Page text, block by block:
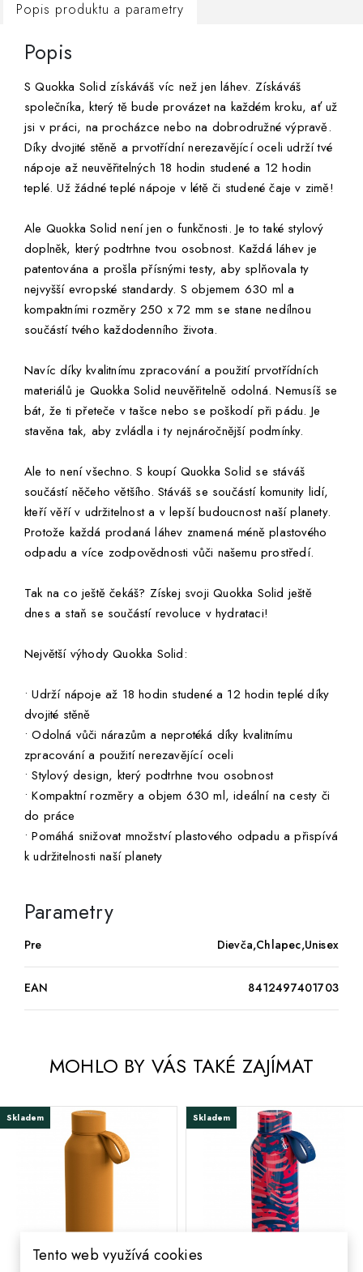
Popis produktu a parametry
Popis
S Quokka Solid získáváš víc než jen láhev. Získáváš
společníka, který tě bude provázet na každém kroku, ať už
jsi v práci, na procházce nebo na dobrodružné výpravě.
Díky dvojité stěně a prvotřídní nerezavějící oceli udrží tvé
nápoje až neuvěřitelných 18 hodin studené a 12 hodin
teplé. Už žádné teplé nápoje v létě či studené čaje v zimě!
Ale Quokka Solid není jen o funkčnosti. Je to také stylový
doplněk, který podtrhne tvou osobnost. Každá láhev je
patentována a prošla přísnými testy, aby splňovala ty
nejvyšší evropské standardy. S objemem 630 ml a
kompaktními rozměry 250 x 72 mm se stane nedílnou
součástí tvého každodenního života.
Navíc díky kvalitnímu zpracování a použití prvotřídních
materiálů je Quokka Solid neuvěřitelně odolná. Nemusíš se
bát, že ti přeteče v tašce nebo se poškodí při pádu. Je
stavěna tak, aby zvládla i ty nejnáročnější podmínky.
Ale to není všechno. S koupí Quokka Solid se stáváš
součástí něčeho většího. Stáváš se součástí komunity lidí,
kteří věří v udržitelnost a v lepší budoucnost naší planety.
Protože každá prodaná láhev znamená méně plastového
odpadu a více zodpovědnosti vůči našemu prostředí.
Tak na co ještě čekáš? Získej svoji Quokka Solid ještě
dnes a staň se součástí revoluce v hydrataci!
Největší výhody Quokka Solid:
• Udrží nápoje až 18 hodin studené a 12 hodin teplé díky
dvojité stěně
• Odolná vůči nárazům a neprotéká díky kvalitnímu
zpracování a použití nerezavějící oceli
• Stylový design, který podtrhne tvou osobnost
• Kompaktní rozměry a objem 630 ml, ideální na cesty či
do práce
• Pomáhá snižovat množství plastového odpadu a přispívá
k udržitelnosti naší planety
Parametry
Pre Dievča,Chlapec,Unisex
EAN 8412497401703
MOHLO BY VÁS TAKÉ ZAJÍMAT
Skladem Skladem
Tento web využívá cookies